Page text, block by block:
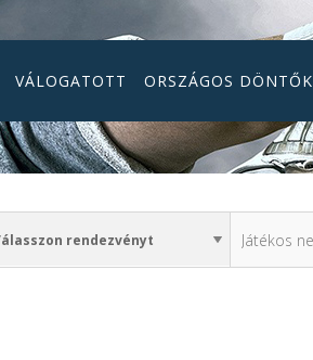
VÁLOGATOTT ORSZÁGOS DÖNTŐK